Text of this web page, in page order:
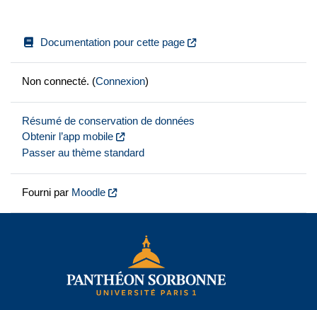
Documentation pour cette page
Non connecté. (Connexion)
Résumé de conservation de données
Obtenir l’app mobile
Passer au thème standard
Fourni par Moodle